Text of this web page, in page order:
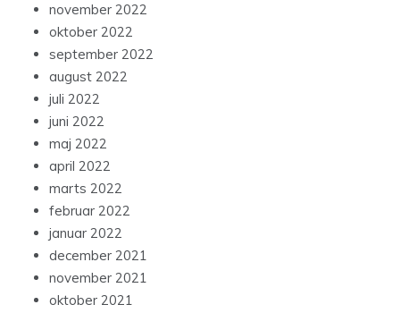
november 2022
oktober 2022
september 2022
august 2022
juli 2022
juni 2022
maj 2022
april 2022
marts 2022
februar 2022
januar 2022
december 2021
november 2021
oktober 2021